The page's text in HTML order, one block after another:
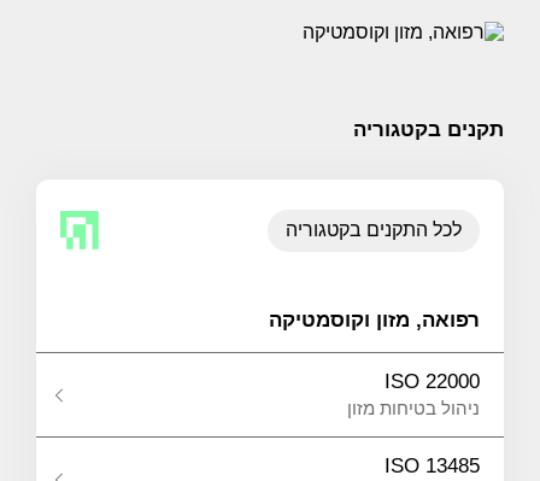
תקנים בקטגוריה
לכל התקנים בקטגוריה
רפואה, מזון וקוסמטיקה
ISO 22000
ניהול בטיחות מזון
ISO 13485